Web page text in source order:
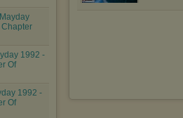
Chapter
1992 -
Of
1992 -
Of